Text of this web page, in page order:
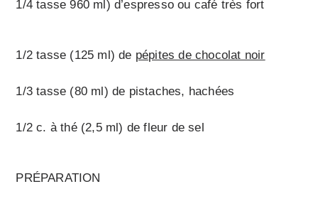
1/4 tasse 960 ml) d’espresso ou café très fort
1/2 tasse (125 ml) de pépites de chocolat noir
1/3 tasse (80 ml) de pistaches, hachées
1/2 c. à thé (2,5 ml) de fleur de sel
PRÉPARATION